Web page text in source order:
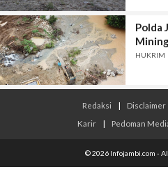
Polda
HUKRIM
Redaksi | Disclaimer
Karir
| Pedoman
© 2026 Infojambi.com -